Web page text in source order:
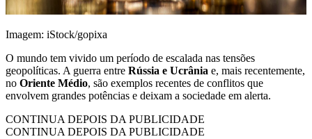
Imagem: iStock/gopixa
O mundo tem vivido um período de escalada nas tensões
geopolíticas. A guerra entre Rússia e Ucrânia e, mais recentemente,
no Oriente Médio, são exemplos recentes de conflitos que
envolvem grandes potências e deixam a sociedade em alerta.
CONTINUA DEPOIS DA PUBLICIDADE
CONTINUA DEPOIS DA PUBLICIDADE